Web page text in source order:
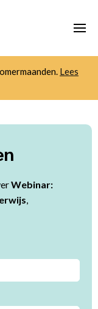
Lees
Webinar: